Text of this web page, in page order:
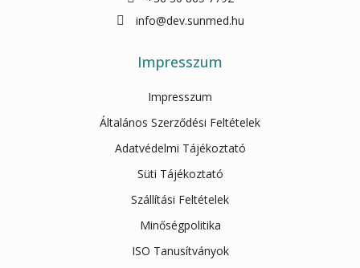
info@dev.sunmed.hu
Impresszum
Impresszum
Általános Szerződési Feltételek
Adatvédelmi Tájékoztató
Süti Tájékoztató
Szállítási Feltételek
Minőségpolitika
ISO Tanusítványok